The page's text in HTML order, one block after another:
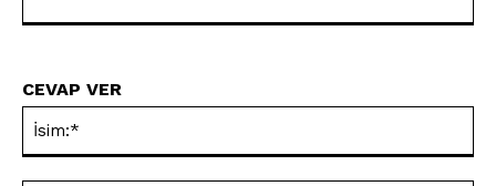
CEVAP VER